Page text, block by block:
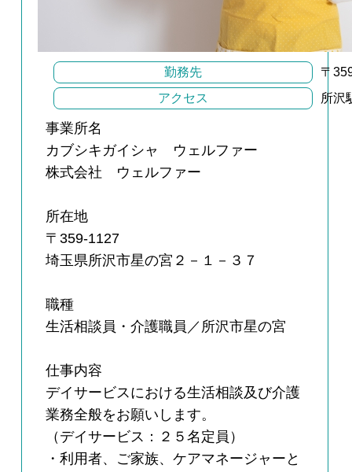
勤務先
〒
アクセス
所沢
事業所名
カブシキガイシャ ウェルファー
株式会社 ウェルファー
所在地
〒359-1127
埼玉県所沢市星の宮２－１－３７
職種
生活相談員・介護職員／所沢市星の宮
仕事内容
デイサービスにおける生活相談及び介護
業務全般をお願いします。
（デイサービス：２５名定員）
・利用者、ご家族、ケアマネージャーと